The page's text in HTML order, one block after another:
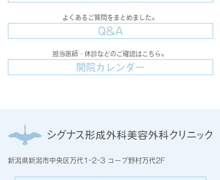
よくあるご質問をまとめました。
Q＆A
担当医師・休診などのご確認はこちら。
開院カレンダー
新潟県新潟市中央区万代1-2-3 コープ野村万代2F